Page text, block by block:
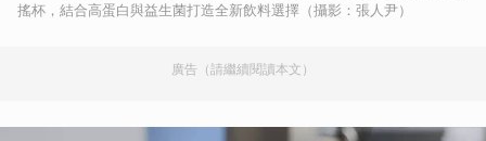
搖杯，結合高蛋白與益生菌打造全新飲料選擇（攝影：張人尹）
廣告（請繼續閱讀本文）